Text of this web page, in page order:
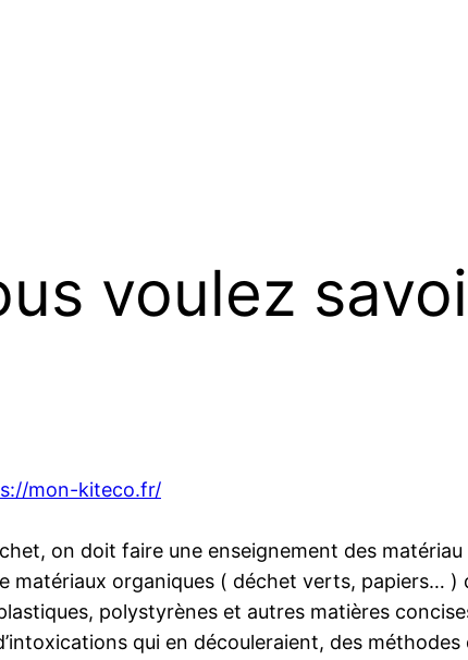
voulez
mon-kiteco.fr/
on doit faire une enseignement des
matériaux organiques ( déchet verts, papiers… )
polystyrènes et autres matières
qui en découleraient, des